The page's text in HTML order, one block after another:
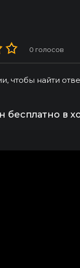
0 голосов
чтобы найти
бесплатно в